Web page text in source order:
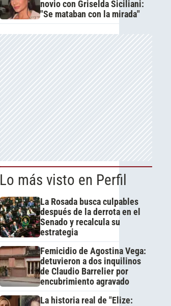
novio con Griselda Siciliani:
"Se mataban con la mirada"
Lo más visto en Perfil
La Rosada busca culpables
después de la derrota en el
Senado y recalcula su
estrategia
Femicidio de Agostina Vega:
detuvieron a dos inquilinos
de Claudio Barrelier por
encubrimiento agravado
La historia real de "Elize: